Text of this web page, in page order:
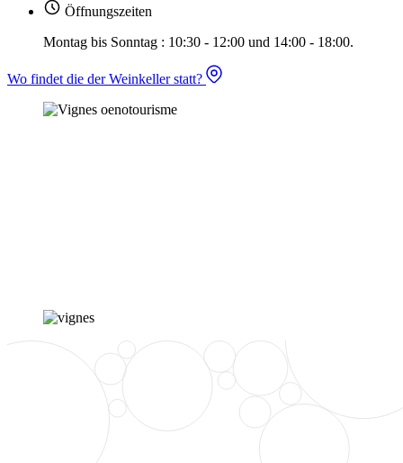
Öffnungszeiten
Montag bis Sonntag : 10:30 - 12:00 und 14:00 - 18:00.
Wo findet die der Weinkeller statt?